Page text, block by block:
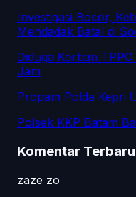
Investigasi Bocor,
Mendadak Batal di
Diduga Korban
Jam
Propam Polda Kepri
Polsek KKP Batam
Komentar Terbaru
zaze zo